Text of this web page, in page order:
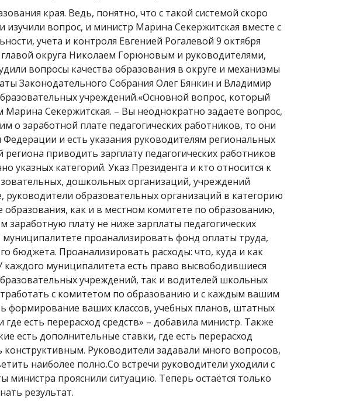
края. Ведь, понятно, что с такой системой скоро
вопрос, и министр Марина Секержитская вместе с
учета и контроля Евгенией Рогалевой 9 октября
округа Николаем Горюновым и руководителями,
вопросы качества образования в округе и механизмы
Законодательного Собрания Олег Бянкин и Владимир
учреждений.«Основной вопрос, который
Марина Секержитская. – Вы неоднократно задаете вопрос,
о заработной плате педагогических работников, то они
и есть указания руководителям региональных
приводить зарплату педагогических работников
указных категорий. Указ Президента и кто относится к
дошкольных организаций, учреждений
образовательных организаций в категорию
как и в местном комитете по образованию,
плату не ниже зарплаты педагогических
проанализировать фонд оплаты труда,
бюджета. Проанализировать расходы: что, куда и как
каждого муниципалитета есть право высвободившиеся
учреждений, так и водителей школьных
с комитетом по образованию и с каждым вашим
ваших классов, учебных планов, штатных
есть перерасход средств» – добавила министр. Также
есть дополнительные ставки, где есть перерасход
конструктивным. Руководители задавали много вопросов,
наиболее полно.Со встречи руководители уходили с
министра прояснили ситуацию. Теперь остаётся только
результат.